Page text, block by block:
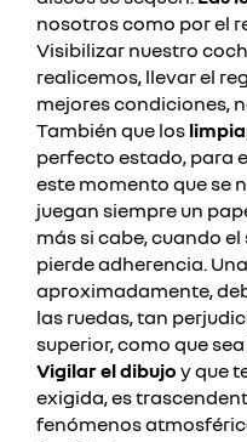
nosotros como por el
Visibilizar nuestro
realicemos, llevar el
mejores condiciones,
También que los
perfecto estado, para
este momento que se
juegan siempre un
más si cabe, cuando
pierde adherencia.
aproximadamente,
las ruedas, tan
superior, como que
Vigilar el dibujo y que
exigida, es
fenómenos